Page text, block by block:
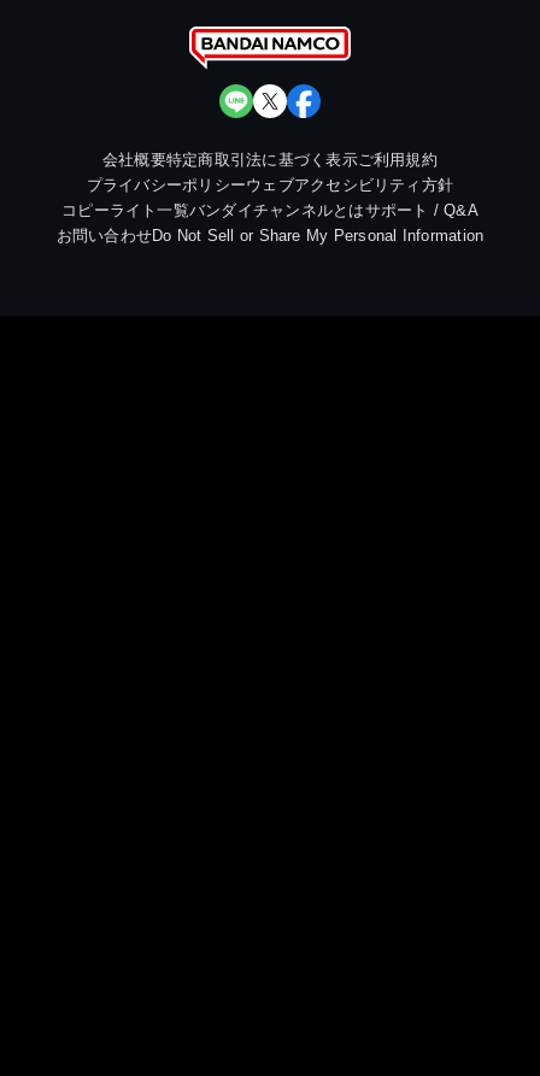
会社概要特定商取引法に基づく表示ご利用規約
プライバシーポリシーウェブアクセシビリティ方針
コピーライト一覧バンダイチャンネルとはサポート / Q&A
お問い合わせDo Not Sell or Share My Personal Information